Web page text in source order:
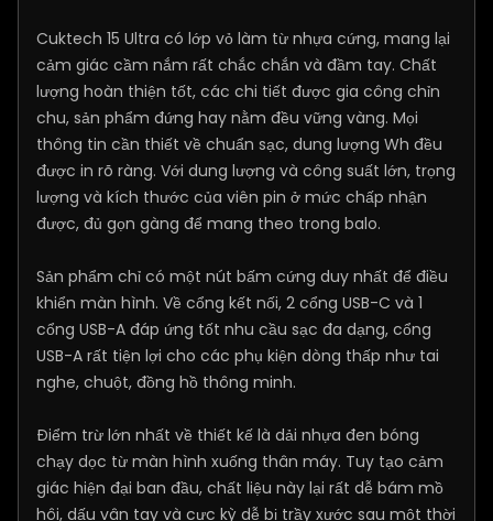
Cuktech 15 Ultra có lớp vỏ làm từ nhựa cứng, mang lại
cảm giác cầm nắm rất chắc chắn và đầm tay. Chất
lượng hoàn thiện tốt, các chi tiết được gia công chỉn
chu, sản phẩm đứng hay nằm đều vững vàng. Mọi
thông tin cần thiết về chuẩn sạc, dung lượng Wh đều
được in rõ ràng. Với dung lượng và công suất lớn, trọng
lượng và kích thước của viên pin ở mức chấp nhận
được, đủ gọn gàng để mang theo trong balo.
Sản phẩm chỉ có một nút bấm cứng duy nhất để điều
khiển màn hình. Về cổng kết nối, 2 cổng USB-C và 1
cổng USB-A đáp ứng tốt nhu cầu sạc đa dạng, cổng
USB-A rất tiện lợi cho các phụ kiện dòng thấp như tai
nghe, chuột, đồng hồ thông minh.
Điểm trừ lớn nhất về thiết kế là dải nhựa đen bóng
chạy dọc từ màn hình xuống thân máy. Tuy tạo cảm
giác hiện đại ban đầu, chất liệu này lại rất dễ bám mồ
hôi, dấu vân tay và cực kỳ dễ bị trầy xước sau một thời